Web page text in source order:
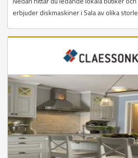
erbjuder diskmaskiner i Sala av olika